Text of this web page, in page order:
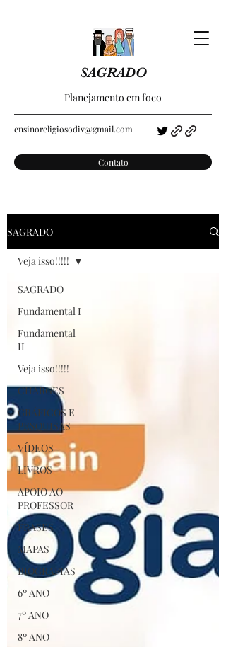
SAGRADO
Planejamento em foco
ensinoreligiosodiv@gmail.com
Contato
SAGRADO
SAGRADO
Fundamental I
Fundamental
II
Veja isso!!!!!
CHARGES
GRÁFICOS E
PESQUISAS
VÍDEOS
LIVROS
APOIO AO
PROFESSOR
FRASES
MAPAS
BIOGRAFIAS
6º ANO
7º ANO
8º ANO
Veja isso!!!!!